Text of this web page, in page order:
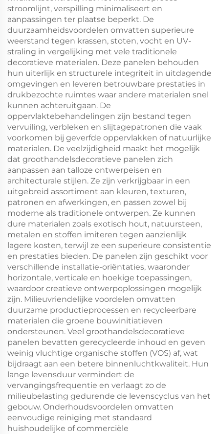
stroomlijnt, verspilling minimaliseert en
aanpassingen ter plaatse beperkt. De
duurzaamheidsvoordelen omvatten superieure
weerstand tegen krassen, stoten, vocht en UV-
straling in vergelijking met vele traditionele
decoratieve materialen. Deze panelen behouden
hun uiterlijk en structurele integriteit in uitdagende
omgevingen en leveren betrouwbare prestaties in
drukbezochte ruimtes waar andere materialen snel
kunnen achteruitgaan. De
oppervlaktebehandelingen zijn bestand tegen
vervuiling, verbleken en slijtagepatronen die vaak
voorkomen bij geverfde oppervlakken of natuurlijke
materialen. De veelzijdigheid maakt het mogelijk
dat groothandelsdecoratieve panelen zich
aanpassen aan talloze ontwerpeisen en
architecturale stijlen. Ze zijn verkrijgbaar in een
uitgebreid assortiment aan kleuren, texturen,
patronen en afwerkingen, en passen zowel bij
moderne als traditionele ontwerpen. Ze kunnen
dure materialen zoals exotisch hout, natuursteen,
metalen en stoffen imiteren tegen aanzienlijk
lagere kosten, terwijl ze een superieure consistentie
en prestaties bieden. De panelen zijn geschikt voor
verschillende installatie-oriëntaties, waaronder
horizontale, verticale en hoekige toepassingen,
waardoor creatieve ontwerpoplossingen mogelijk
zijn. Milieuvriendelijke voordelen omvatten
duurzame productieprocessen en recycleerbare
materialen die groene bouwinitiatieven
ondersteunen. Veel groothandelsdecoratieve
panelen bevatten gerecycleerde inhoud en geven
weinig vluchtige organische stoffen (VOS) af, wat
bijdraagt aan een betere binnenluchtkwaliteit. Hun
lange levensduur vermindert de
vervangingsfrequentie en verlaagt zo de
milieubelasting gedurende de levenscyclus van het
gebouw. Onderhoudsvoordelen omvatten
eenvoudige reiniging met standaard
huishoudelijke of commerciële